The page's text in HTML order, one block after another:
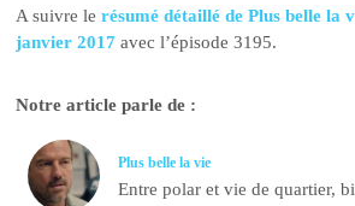
A suivre lerésumé détaillé de Plus belle la
janvier 2017 avec l’épisode 3195.
Notre article parle de :
Plus belle la vie
Entre polar et vie de quartier,